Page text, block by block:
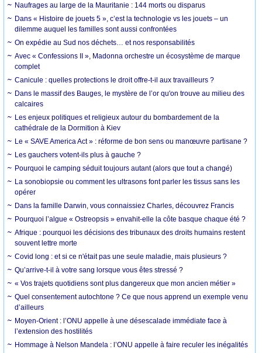
Naufrages au large de la Mauritanie : 144 morts ou disparus
Dans « Histoire de jouets 5 », c’est la technologie vs les jouets – un
dilemme auquel les familles sont aussi confrontées
On expédie au Sud nos déchets… et nos responsabilités
Avec « Confessions II », Madonna orchestre un écosystème de marque
complet
Canicule : quelles protections le droit offre-t-il aux travailleurs ?
Dans le massif des Bauges, le mystère de l’or qu'on trouve au milieu des
calcaires
Les enjeux politiques et religieux autour du bombardement de la
cathédrale de la Dormition à Kiev
Le « SAVE America Act » : réforme de bon sens ou manœuvre partisane ?
Les gauchers votent-ils plus à gauche ?
Pourquoi le camping séduit toujours autant (alors que tout a changé)
La sonobiopsie ou comment les ultrasons font parler les tissus sans les
opérer
Dans la famille Darwin, vous connaissiez Charles, découvrez Francis
Pourquoi l’algue « Ostreopsis » envahit-elle la côte basque chaque été ?
Afrique : pourquoi les décisions des tribunaux des droits humains restent
souvent lettre morte
Covid long : et si ce n'était pas une seule maladie, mais plusieurs ?
Qu’arrive-t-il à votre sang lorsque vous êtes stressé ?
« Vos trajets quotidiens sont plus dangereux que mon ancien métier »
Quel consentement autochtone ? Ce que nous apprend un exemple venu
d’ailleurs
Moyen-Orient : l’ONU appelle à une désescalade immédiate face à
l’extension des hostilités
Hommage à Nelson Mandela : l’ONU appelle à faire reculer les inégalités